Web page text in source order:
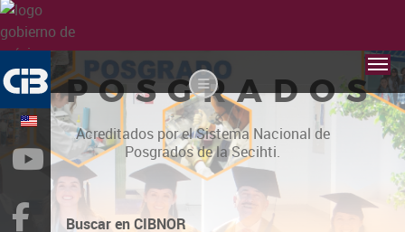
POSGRADOS
Acreditados por el Sistema Nacional de
Posgrados de la Secihti.
Buscar en CIBNOR
YouTube
Facebook